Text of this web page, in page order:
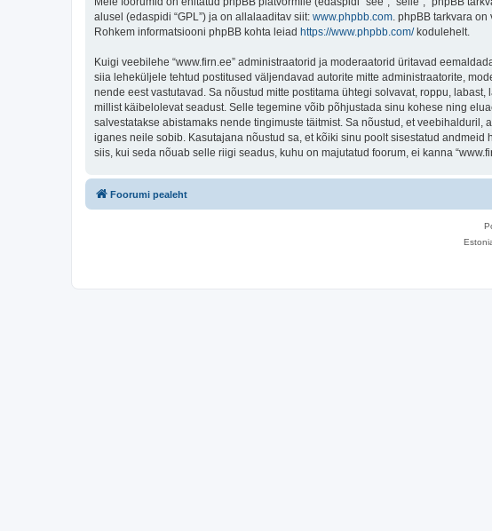
alusel (edaspidi “GPL”) ja on allalaaditav siit: www.phpbb.com . phpBB tarkvara
Rohkem informatsiooni phpBB kohta leiad https://www.phpbb.com/kodulehelt.
Kuigi veebilehe “www.firn.ee” administraatorid ja moderaatorid üritavad
siia leheküljele tehtud postitused väljendavad autorite mitte administraatorite,
nende eest vastutavad. Sa nõustud mitte postitama ühtegi solvavat, roppu,
millist käibelolevat seadust. Selle tegemine võib põhjustada sinu kohese ning
salvestatakse abistamaks nende tingimuste täitmist. Sa nõustud, et
iganes neile sobib. Kasutajana nõustud sa, et kõiki sinu poolt sisestatud
siis, kui seda nõuab selle riigi seadus, kuhu on majutatud foorum, ei kanna
Foorumi pealeht